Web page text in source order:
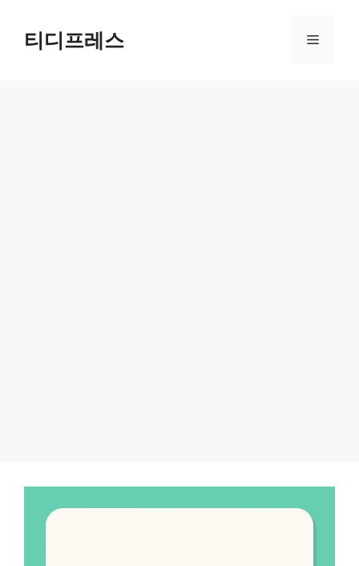
티디프레스 메